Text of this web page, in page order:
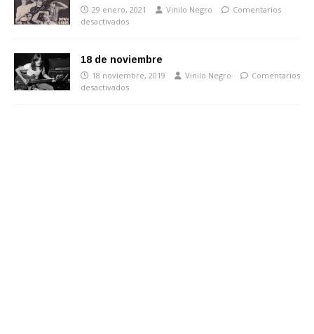
29 enero, 2021 Vinilo Negro
Comentarios
desactivados
18 de noviembre
18 noviembre, 2019 Vinilo Negro
Comentarios
desactivados